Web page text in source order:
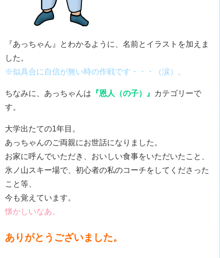
『あっちゃん』とわかるように、名前とイラストを加えま
した。
※似具合に自信が無い時の作戦です・・・（涙）。
ちなみに、あっちゃんは 『恩人（の子）』
カテゴリーで
す。
大学出たての1年目。
あっちゃんのご両親にお世話になりました。
お家に呼んでいただき、おいしい食事をいただいたこと、
氷ノ山スキー場で、初心者の私のコーチをしてくださった
こと等、
今も覚えています。
懐かしいなあ。
ありがとうございました。